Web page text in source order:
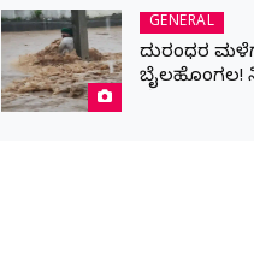
GENERAL
ದುರಂಧರ
ಬೈಲಹೊಂಗಲ!